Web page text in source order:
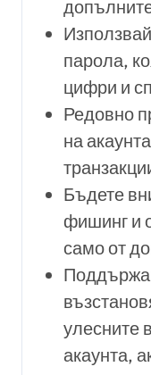
парола,
цифри и
Редовно
на
Бъдете
фишинг и
само от
улесните
акаунта,